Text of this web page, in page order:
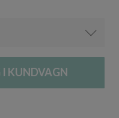
I KUNDVAGN